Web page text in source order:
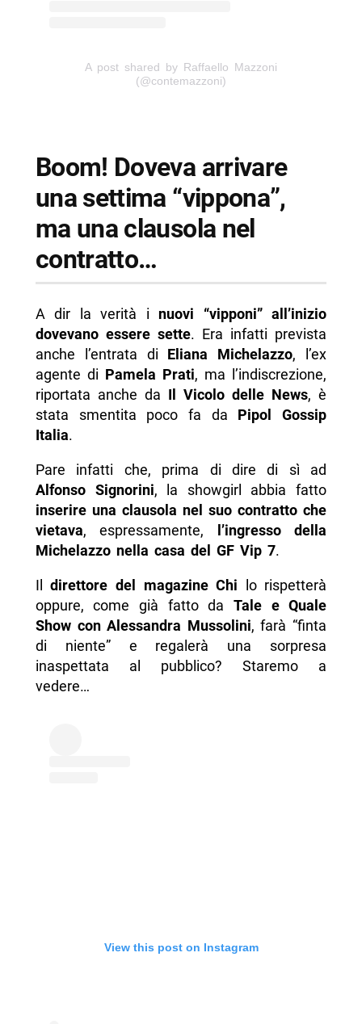
A post shared by Raffaello Mazzoni
(@contemazzoni)
Boom! Doveva arrivare
una settima “vippona”,
ma una clausola nel
contratto…
A dir la verità i nuovi “vipponi” all’inizio
dovevano essere sette. Era infatti prevista
anche l’entrata di Eliana Michelazzo, l’ex
agente di Pamela Prati, ma l’indiscrezione,
riportata anche da Il Vicolo delle News, è
stata smentita poco fa da Pipol Gossip
Italia.
Pare infatti che, prima di dire di sì ad
Alfonso Signorini, la showgirl abbia fatto
inserire una clausola nel suo contratto che
vietava, espressamente,
l’ingresso della
Michelazzo nella casa del GF Vip 7.
Ildirettore del magazine Chi
lo rispetterà
oppure, come già fatto da Tale e Quale
Show con Alessandra Mussolini, farà “finta
di niente” e regalerà una sorpresa
inaspettata al pubblico? Staremo a
vedere…
View this post on Instagram